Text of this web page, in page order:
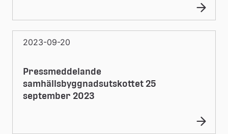
2023-09-20
Pressmeddelande
samhällsbyggnadsutskottet 25
september 2023